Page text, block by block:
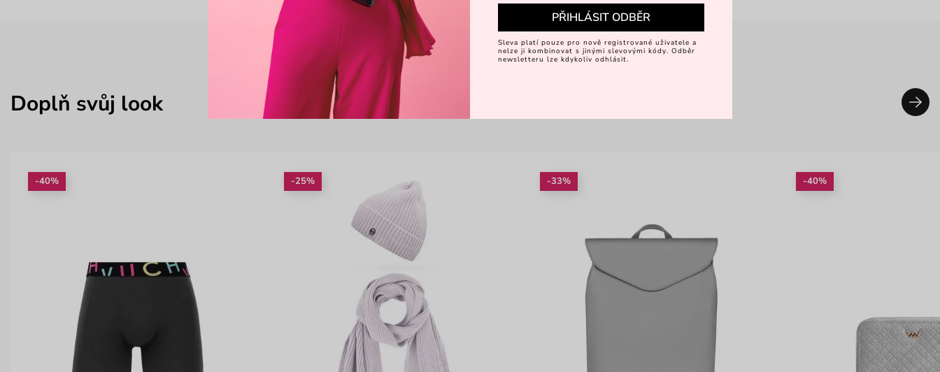
Doplň svůj look
-40% -25% -33% -40%
PŘIHLÁSIT ODBĚR
Sleva platí pouze pro nově registrované uživatele a
nelze ji kombinovat s jinými slevovými kódy. Odběr
newsletteru lze kdykoliv odhlásit.